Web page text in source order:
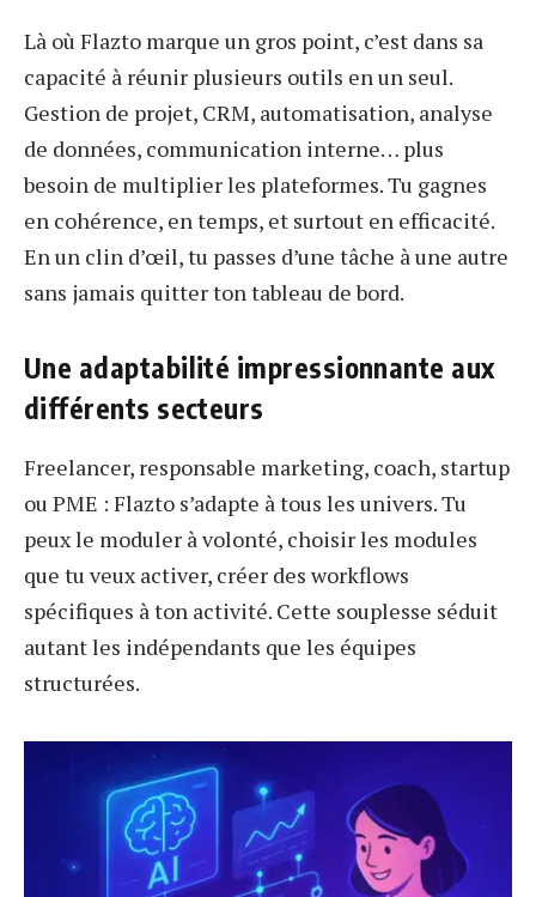
Là où Flazto marque un gros point, c’est dans sa
capacité à réunir plusieurs outils en un seul.
Gestion de projet, CRM, automatisation, analyse
de données, communication interne… plus
besoin de multiplier les plateformes. Tu gagnes
en cohérence, en temps, et surtout en efficacité.
En un clin d’œil, tu passes d’une tâche à une autre
sans jamais quitter ton tableau de bord.
Une adaptabilité impressionnante aux
différents secteurs
Freelancer, responsable marketing, coach, startup
ou PME : Flazto s’adapte à tous les univers. Tu
peux le moduler à volonté, choisir les modules
que tu veux activer, créer des workflows
spécifiques à ton activité. Cette souplesse séduit
autant les indépendants que les équipes
structurées.